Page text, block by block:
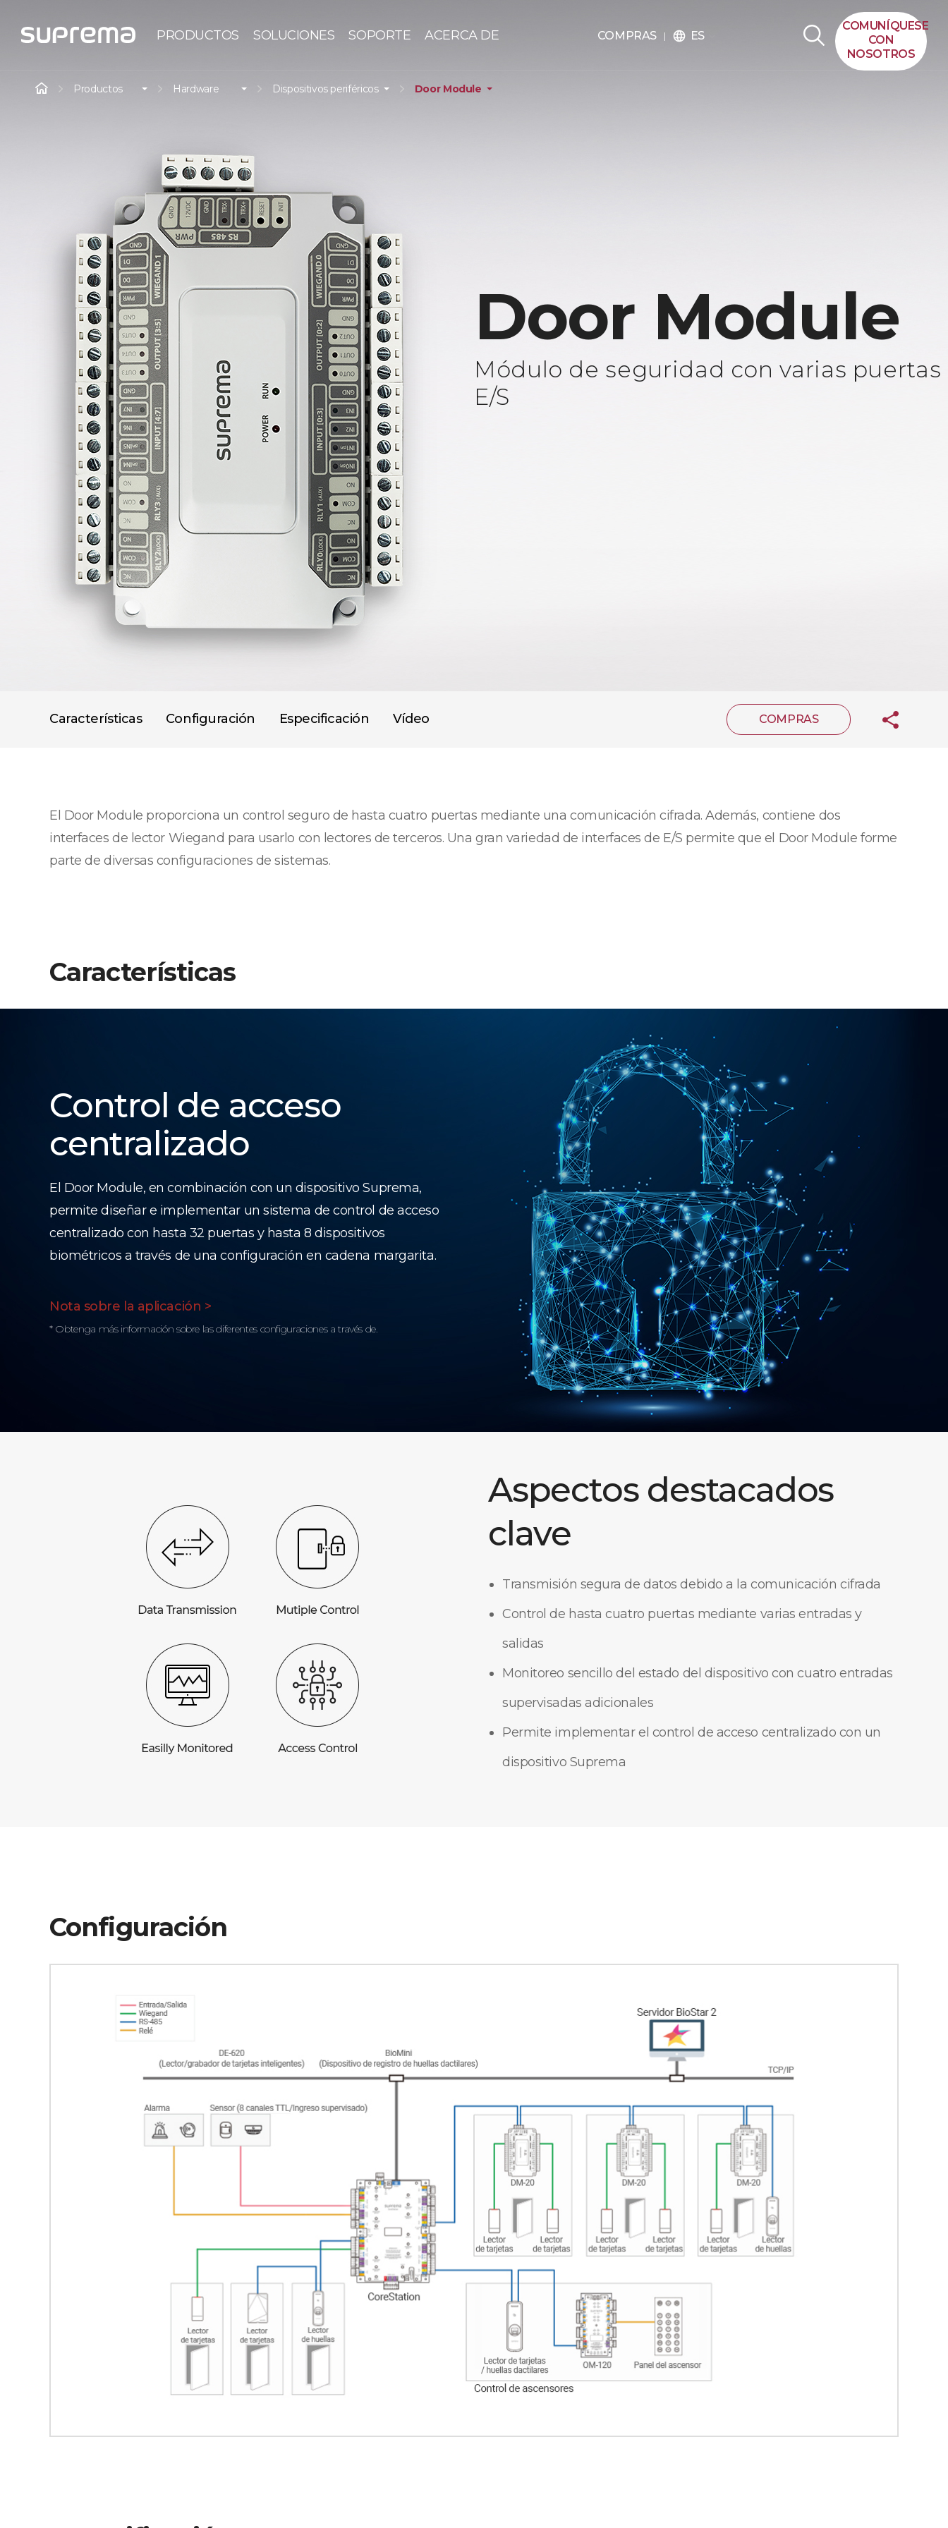
PRODUCTOS SOLUCIONES SOPORTE ACERCA DE COMPRAS language ES
COMUNÍQUESE
CON
NOSOTROS
Door Module
Módulo de seguridad con varias puertas
E/S
Productos Hardware Dispositivos periféricos Door Module
Características Configuración Especificación Vídeo COMPRAS
El Door Module proporciona un control seguro de hasta cuatro puertas mediante una comunicación cifrada. Además, contiene dos
interfaces de lector Wiegand para usarlo con lectores de terceros. Una gran variedad de interfaces de E/S permite que el Door Module forme
parte de diversas configuraciones de sistemas.
Características
Control de acceso
centralizado
El Door Module, en combinación con un dispositivo Suprema,
permite diseñar e implementar un sistema de control de acceso
centralizado con hasta 32 puertas y hasta 8 dispositivos
biométricos a través de una configuración en cadena margarita.
Nota sobre la aplicación >
* Obtenga más información sobre las diferentes configuraciones a través de.
Aspectos destacados
clave
Transmisión segura de datos debido a la comunicación cifrada
Control de hasta cuatro puertas mediante varias entradas y
salidas
Monitoreo sencillo del estado del dispositivo con cuatro entradas
supervisadas adicionales
Permite implementar el control de acceso centralizado con un
dispositivo Suprema
Configuración